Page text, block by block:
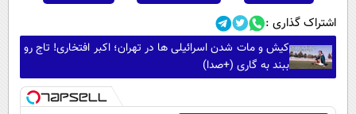
اشتراک گذاری :
کیش و مات شدن اسرائیلی ها در تهران؛ اکبر افتخاری! تاج رو
ببند به گاری (+صدا)